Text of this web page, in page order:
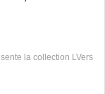
la collection LVers